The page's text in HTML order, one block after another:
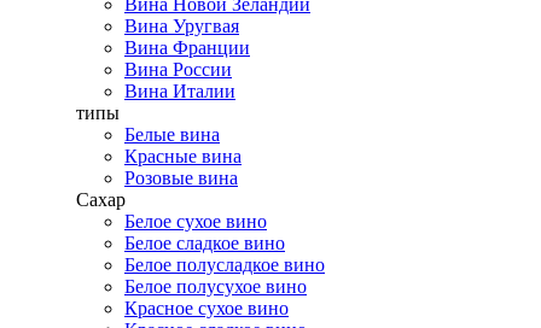
Вина Новой Зеландии
Вина Уругвая
Вина Франции
Вина России
Вина Италии
типы
Белые вина
Красные вина
Розовые вина
Сахар
Белое сухое вино
Белое сладкое вино
Белое полусладкое вино
Белое полусухое вино
Красное сухое вино